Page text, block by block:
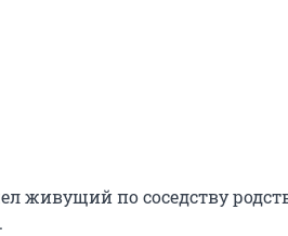
живущий по соседству